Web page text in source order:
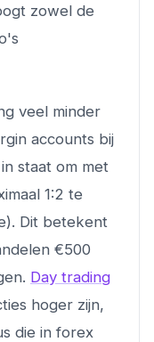
zowel de
veel minder
accounts bij
staat om met
1:2 te
Dit betekent
€500
Day trading
hoger zijn,
die in forex